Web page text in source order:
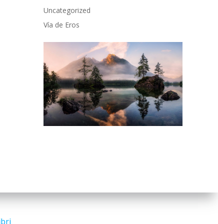
Uncategorized
Vía de Eros